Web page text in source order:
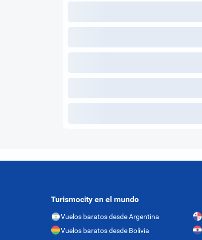
Turismocity en el mundo
Vuelos baratos desde Argentina
Vuelos baratos desde Bolivia